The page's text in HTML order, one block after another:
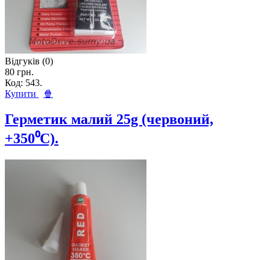
Відгуків (0)
80 грн.
Код: 543.
Купити
🍿
Герметик малий 25g (червоний,
+350⁰C).